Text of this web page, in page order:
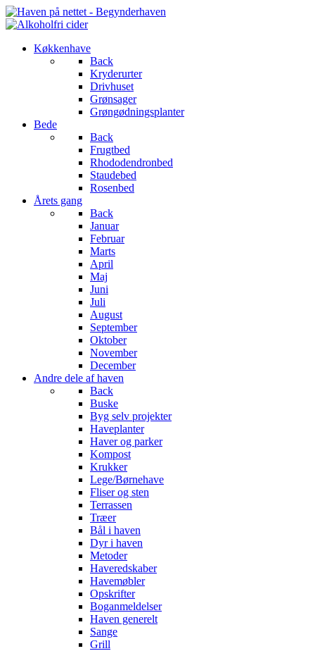
Køkkenhave
Back
Kryderurter
Drivhuset
Grønsager
Grøngødningsplanter
Bede
Back
Frugtbed
Rhododendronbed
Staudebed
Rosenbed
Årets gang
Back
Januar
Februar
Marts
April
Maj
Juni
Juli
August
September
Oktober
November
December
Andre dele af haven
Back
Buske
Byg selv projekter
Haveplanter
Haver og parker
Kompost
Krukker
Lege/Børnehave
Fliser og sten
Terrassen
Træer
Bål i haven
Dyr i haven
Metoder
Haveredskaber
Havemøbler
Opskrifter
Boganmeldelser
Haven generelt
Sange
Grill